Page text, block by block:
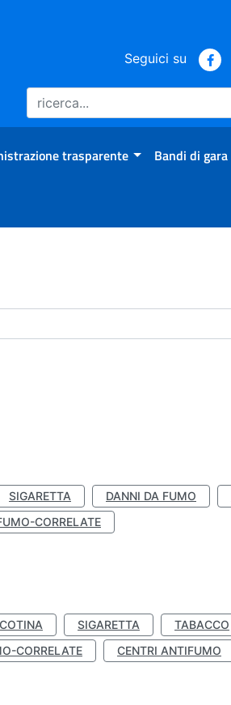
Seguici su
trasparente Bandi di gara
SIGARETTA DANNI DA FUMO
CORRELATE
SIGARETTA
TABACCO
CORRELATE
CENTRI ANTIFUMO